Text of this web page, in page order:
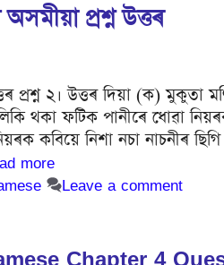
প্ৰশ্ন উত্তৰ
প্ৰশ্ন ২। উত্তৰ দিয়া (ক) মুকুতা
থকা ফটিক পানীৰে ধোৱা
কবিয়ে নিশা নচা নাচনীৰ
more
Leave a comment
Chapter 4